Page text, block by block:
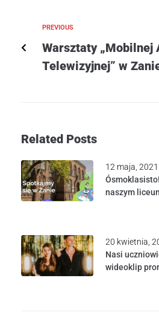
PREVIOUS
Warsztaty „Mobilnej
Telewizyjnej” w
Related Posts
12 maja, 2021
naszym
20 kwietnia,
Nasi
wideoklip